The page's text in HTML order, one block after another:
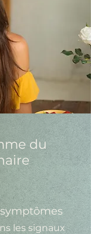
du
les signaux